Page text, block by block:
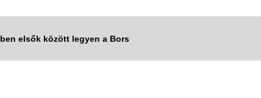
elsők között legyen a Bors